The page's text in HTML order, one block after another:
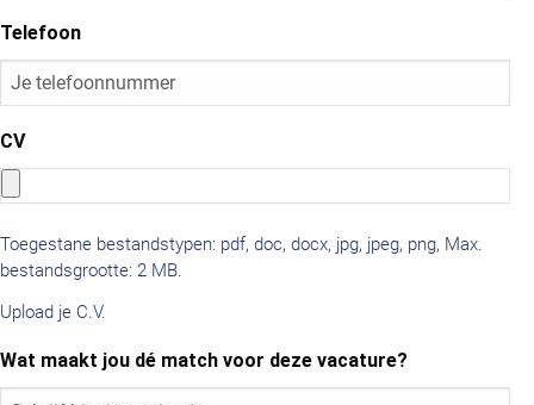
Telefoon
CV
Toegestane bestandstypen: pdf, doc, docx, jpg, jpeg, png, Max.
bestandsgrootte: 2 MB.
Upload je C.V.
Wat maakt jou dé match voor deze vacature?